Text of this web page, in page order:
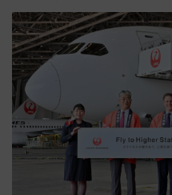
を満喫しよう